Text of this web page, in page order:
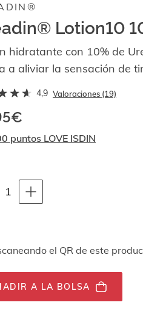
Lotion10
hidratante con 10% de
a aliviar la sensación de
4,9 Valoraciones (19)
puntos LOVE ISDIN
de navegación por teclado
1
unidades
el QR de este
A LA BOLSA